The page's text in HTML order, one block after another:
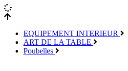
EQUIPEMENT INTERIEUR
ART DE LA TABLE
Poubelles